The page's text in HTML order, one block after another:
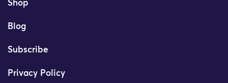
Shop
Blog
Subscribe
Privacy Policy